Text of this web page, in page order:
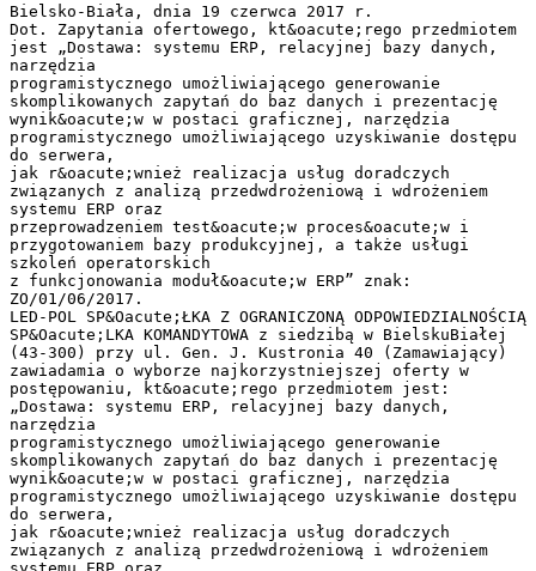
Bielsko-Biała, dnia 19 czerwca 2017 r.
Dot. Zapytania ofertowego, kt&oacute;rego przedmiotem
jest „Dostawa: systemu ERP, relacyjnej bazy danych,
narzędzia
programistycznego umożliwiającego generowanie
skomplikowanych zapytań do baz danych i prezentację
wynik&oacute;w w postaci graficznej, narzędzia
programistycznego umożliwiającego uzyskiwanie dostępu
do serwera,
jak r&oacute;wnież realizacja usług doradczych
związanych z analizą przedwdrożeniową i wdrożeniem
systemu ERP oraz
przeprowadzeniem test&oacute;w proces&oacute;w i
przygotowaniem bazy produkcyjnej, a także usługi
szkoleń operatorskich
z funkcjonowania moduł&oacute;w ERP” znak:
ZO/01/06/2017.
LED-POL SP&Oacute;ŁKA Z OGRANICZONĄ ODPOWIEDZIALNOŚCIĄ
SP&Oacute;LKA KOMANDYTOWA z siedzibą w BielskuBiałej
(43-300) przy ul. Gen. J. Kustronia 40 (Zamawiający)
zawiadamia o wyborze najkorzystniejszej oferty w
postępowaniu, kt&oacute;rego przedmiotem jest:
„Dostawa: systemu ERP, relacyjnej bazy danych,
narzędzia
programistycznego umożliwiającego generowanie
skomplikowanych zapytań do baz danych i prezentację
wynik&oacute;w w postaci graficznej, narzędzia
programistycznego umożliwiającego uzyskiwanie dostępu
do serwera,
jak r&oacute;wnież realizacja usług doradczych
związanych z analizą przedwdrożeniową i wdrożeniem